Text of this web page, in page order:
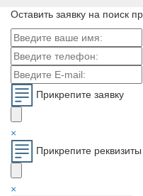
Оставить заявку на поиск
Прикрепите заявку
×
Прикрепите реквизиты
×